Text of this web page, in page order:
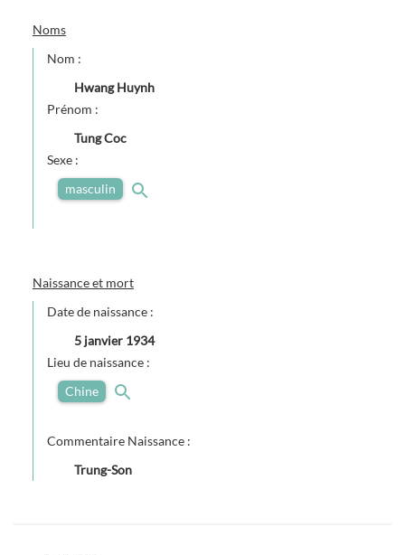
Noms
Nom :
Hwang Huynh
Prénom :
Tung Coc
Sexe :
masculin
Naissance et mort
Date de naissance :
5 janvier 1934
Lieu de naissance :
Chine
Commentaire Naissance :
Trung-Son